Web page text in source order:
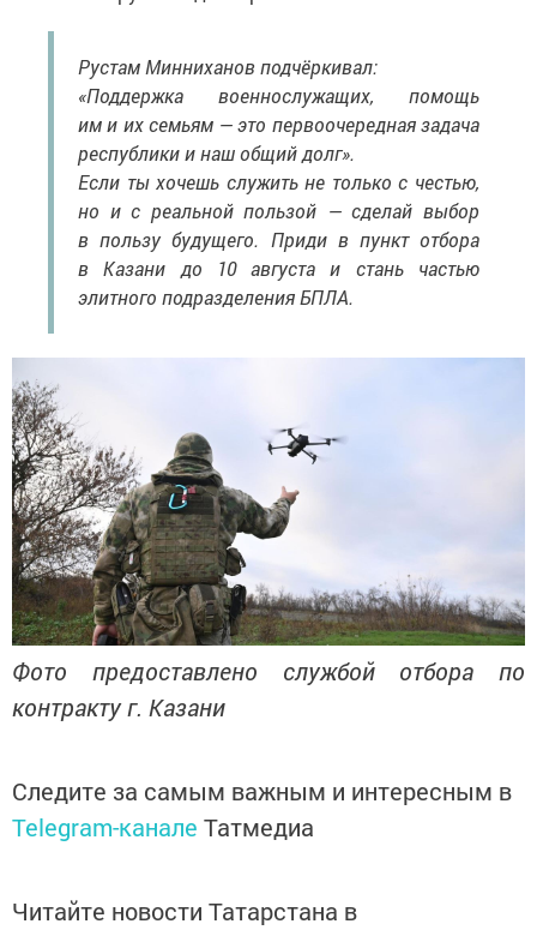
Рустам Минниханов подчёркивал:
«Поддержка военнослужащих, помощь
им и их семьям — это первоочередная задача
республики и наш общий долг».
Если ты хочешь служить не только с честью,
но и с реальной пользой — сделай выбор
в пользу будущего. Приди в пункт отбора
в Казани до 10 августа и стань частью
элитного подразделения БПЛА.
Фото предоставлено службой отбора по
контракту г. Казани
Следите за самым важным и интересным в
Telegram-канале Татмедиа
Читайте новости Татарстана в